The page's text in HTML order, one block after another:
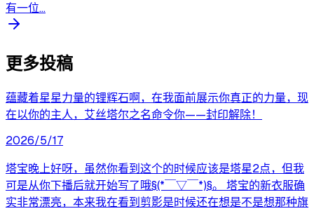
有一位...
更多投稿
蕴藏着星星力量的锂辉石啊，在我面前展示你真正的力量，现
在以你的主人，艾丝塔尔之名命令你——封印解除！
2026/5/17
塔宝晚上好呀，虽然你看到这个的时候应该是塔星2点，但我
可是从你下播后就开始写了哦§(*￣▽￣*)§。 塔宝的新衣服确
实非常漂亮，本来我在看到剪影是时候还在想是不是想那种旗